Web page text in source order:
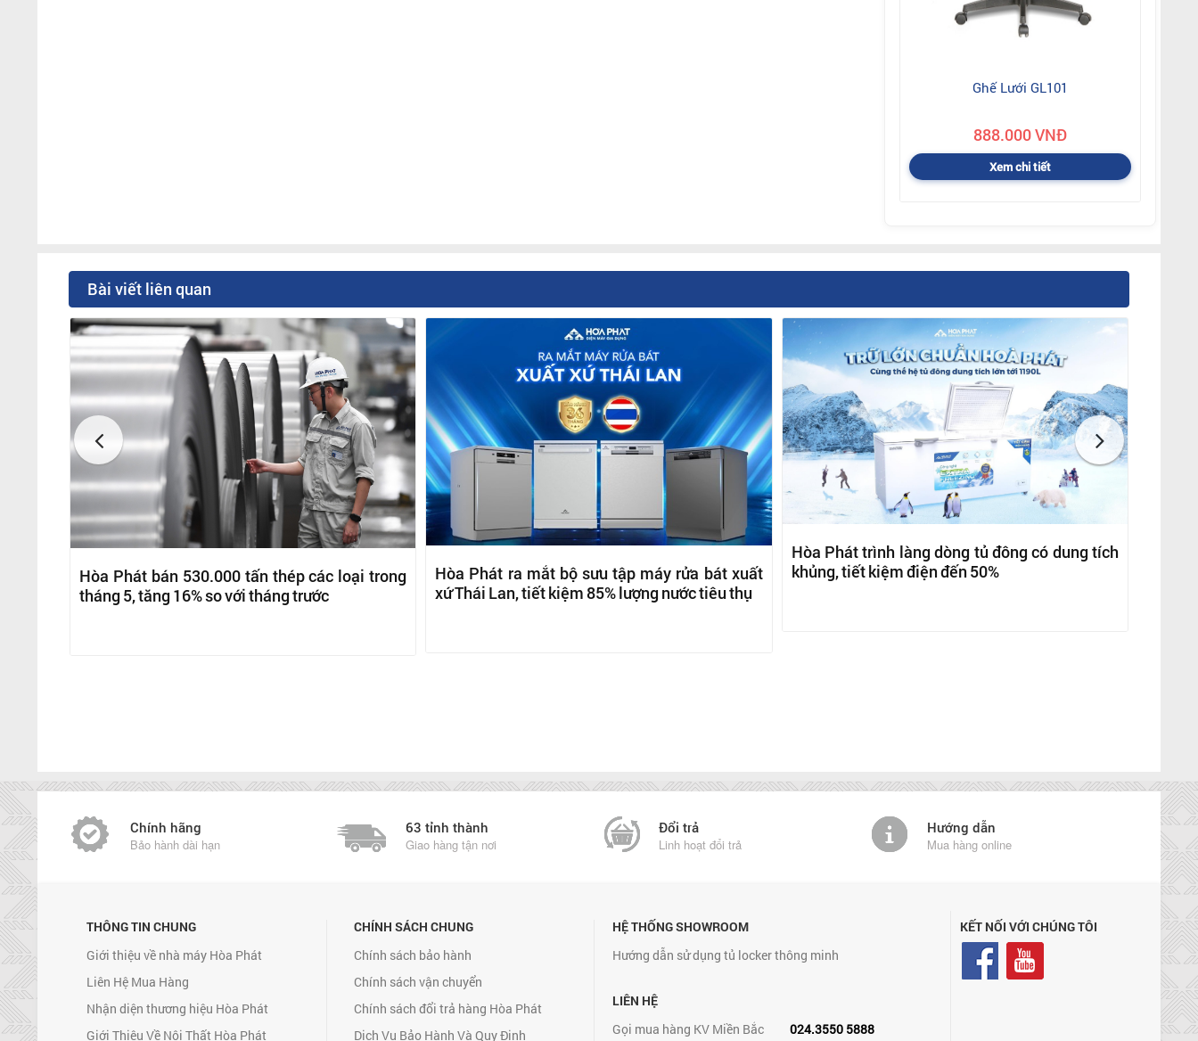
Ghế Lưới GL101
888.000 VNĐ
Xem chi tiết
Bài viết liên quan
Hòa Phát bán 530.000 tấn thép các loại trong
tháng 5, tăng 16% so với tháng trước
Hòa Phát ra mắt bộ sưu tập máy rửa bát xuất
xứ Thái Lan, tiết kiệm 85% lượng nước tiêu thụ
Hòa Phát trình làng dòng tủ đông có dung tích
khủng, tiết kiệm điện đến 50%
Chính hãng
Bảo hành dài hạn
63 tỉnh thành
Giao hàng tận nơi
Đổi trả
Linh hoạt đổi trả
Hướng dẫn
Mua hàng online
THÔNG TIN CHUNG
Giới thiệu về nhà máy Hòa Phát
Liên Hệ Mua Hàng
Nhận diện thương hiệu Hòa Phát
Giới Thiệu Về Nội Thất Hòa Phát
CHÍNH SÁCH CHUNG
Chính sách bảo hành
Chính sách vận chuyển
Chính sách đổi trả hàng Hòa Phát
Dịch Vụ Bảo Hành Và Quy Định
HỆ THỐNG SHOWROOM
Hướng dẫn sử dụng tủ locker thông minh
LIÊN HỆ
Gọi mua hàng KV Miền Bắc
024.3550 5888
KẾT NỐI VỚI CHÚNG TÔI